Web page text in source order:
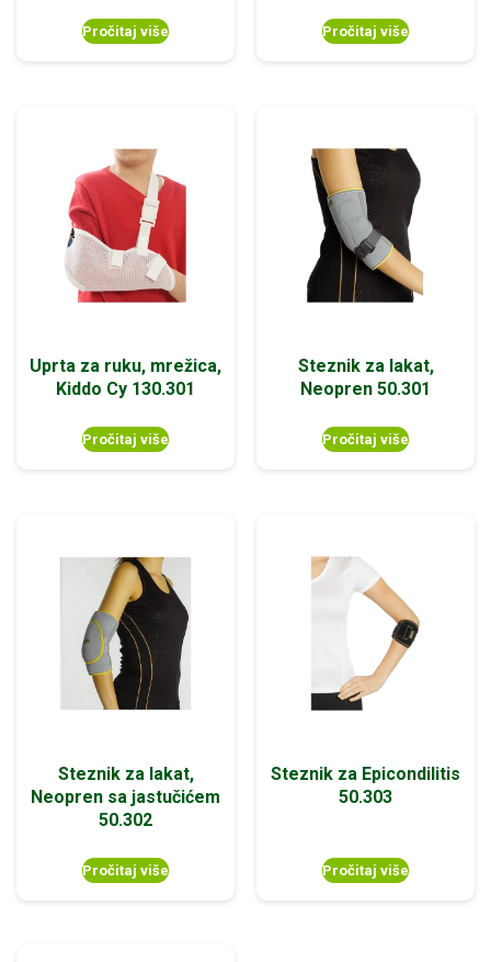
Pročitaj više Pročitaj više
Uprta za ruku, mrežica,
Kiddo Cy 130.301
Pročitaj više
Steznik za lakat,
Neopren 50.301
Pročitaj više
Steznik za lakat,
Neopren sa jastučićem
50.302
Pročitaj više
Steznik za Epicondilitis
50.303
Pročitaj više